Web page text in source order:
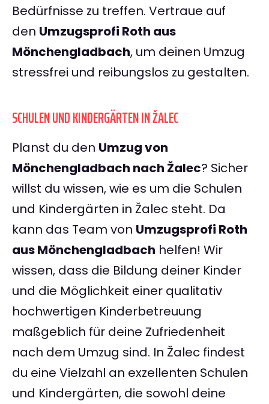
Bedürfnisse zu treffen. Vertraue auf
den Umzugsprofi Roth aus
Mönchengladbach, um deinen Umzug
stressfrei und reibungslos zu gestalten.
SCHULEN UND KINDERGÄRTEN IN ŽALEC
Planst du den Umzug von
Mönchengladbach nach Žalec? Sicher
willst du wissen, wie es um die Schulen
und Kindergärten in Žalec steht. Da
kann das Team von Umzugsprofi Roth
aus Mönchengladbach helfen! Wir
wissen, dass die Bildung deiner Kinder
und die Möglichkeit einer qualitativ
hochwertigen Kinderbetreuung
maßgeblich für deine Zufriedenheit
nach dem Umzug sind. In Žalec findest
du eine Vielzahl an exzellenten Schulen
und Kindergärten, die sowohl deine